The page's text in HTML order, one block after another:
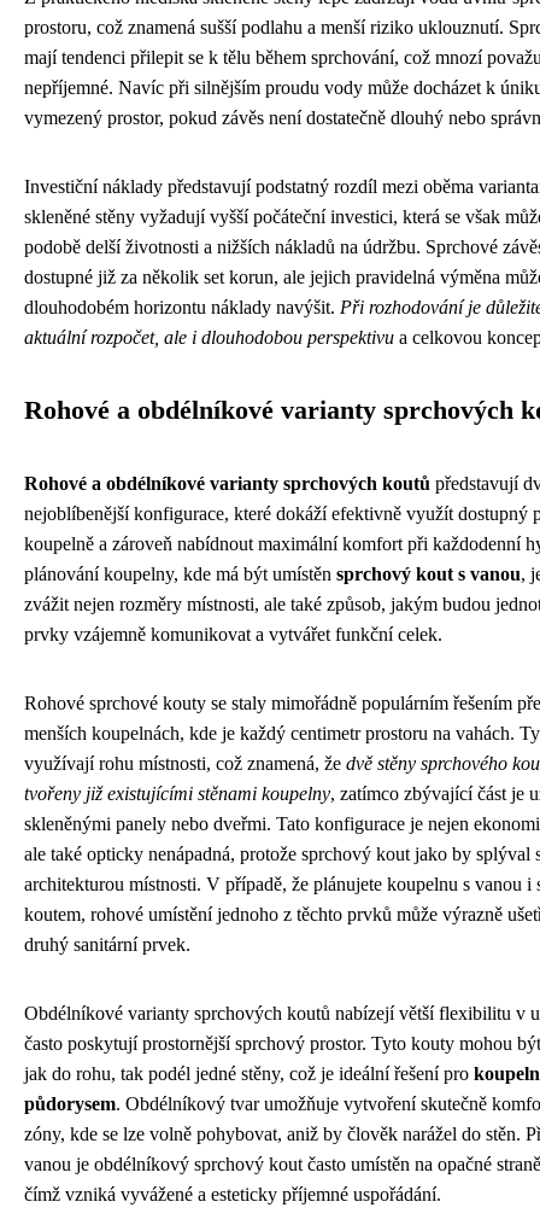
prostoru, což znamená sušší podlahu a menší riziko uklouznutí.
mají tendenci přilepit se k tělu během sprchování, což mnozí
nepříjemné. Navíc při silnějším proudu vody může docházet k
vymezený prostor, pokud závěs není dostatečně dlouhý nebo
Investiční náklady představují podstatný rozdíl mezi oběma
skleněné stěny vyžadují vyšší počáteční investici, která se však
podobě delší životnosti a nižších nákladů na údržbu. Sprchové
dostupné již za několik set korun, ale jejich pravidelná výměna
dlouhodobém horizontu náklady navýšit. Při rozhodování je
aktuální rozpočet, ale i dlouhodobou perspektivu a celkovou
Rohové a obdélníkové varianty sprchových
Rohové a obdélníkové varianty sprchových koutů představují
nejoblíbenější konfigurace, které dokáží efektivně využít dostupný
koupelně a zároveň nabídnout maximální komfort při každodenní
plánování koupelny, kde má být umístěn sprchový kout s vanou,
zvážit nejen rozměry místnosti, ale také způsob, jakým budou
prvky vzájemně komunikovat a vytvářet funkční celek.
Rohové sprchové kouty se staly mimořádně populárním řešením
menších koupelnách, kde je každý centimetr prostoru na vahách.
využívají rohu místnosti, což znamená, že dvě stěny sprchového
tvořeny již existujícími stěnami koupelny, zatímco zbývající část je
skleněnými panely nebo dveřmi. Tato konfigurace je nejen
ale také opticky nenápadná, protože sprchový kout jako by splýval
architekturou místnosti. V případě, že plánujete koupelnu s vanou i
koutem, rohové umístění jednoho z těchto prvků může výrazně
druhý sanitární prvek.
Obdélníkové varianty sprchových koutů nabízejí větší flexibilitu v
často poskytují prostornější sprchový prostor. Tyto kouty mohou
jak do rohu, tak podél jedné stěny, což je ideální řešení pro
půdorysem. Obdélníkový tvar umožňuje vytvoření skutečně
zóny, kde se lze volně pohybovat, aniž by člověk narážel do stěn.
vanou je obdélníkový sprchový kout často umístěn na opačné
čímž vzniká vyvážené a esteticky příjemné uspořádání.